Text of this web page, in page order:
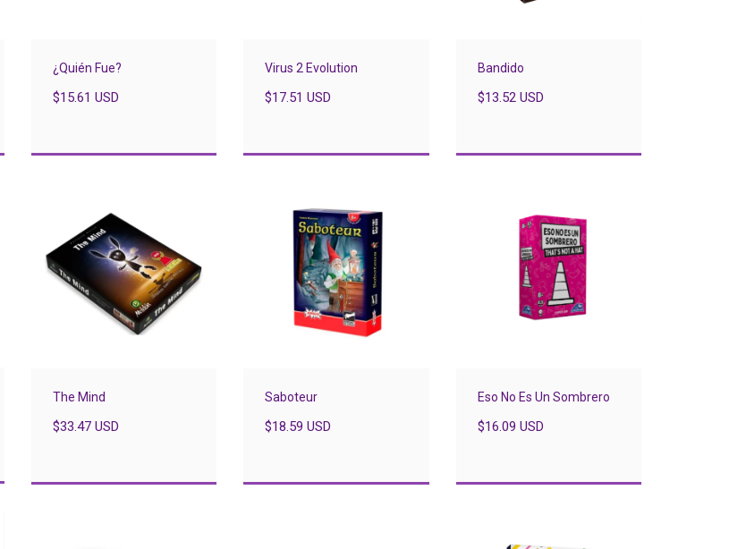
¿Quién Fue?
$15.61 USD
Virus 2 Evolution
$17.51 USD
Bandido
$13.52 USD
The Mind
$33.47 USD
Saboteur
$18.59 USD
Eso No Es Un Sombrero
$16.09 USD